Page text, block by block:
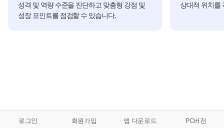
성격 및 역량 수준을 진단하고 맞춤형 강점 및
성장 포인트를 점검할 수 있습니다.
상대적 위치를
로그인 회원가입 앱 다운로드 PC버전